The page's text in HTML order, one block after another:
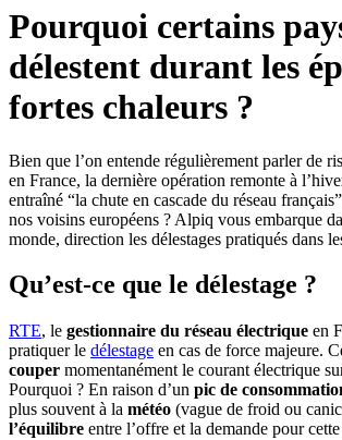
Pourquoi certains
délestent durant les
fortes chaleurs ?
Bien que l’on entende régulièrement parler de
en France, la dernière opération remonte à
entraîné “la chute en cascade du réseau
nos voisins européens ? Alpiq vous embarque
monde, direction les délestages pratiqués dans
Qu’est-ce que le délestage ?
RTE, le gestionnaire du réseau électrique en
pratiquer le délestage en cas de force majeure.
couper momentanément le courant électrique
Pourquoi ? En raison d’un pic de
plus souvent à la météo (vague de froid ou
l’équilibre entre l’offre et la demande pour